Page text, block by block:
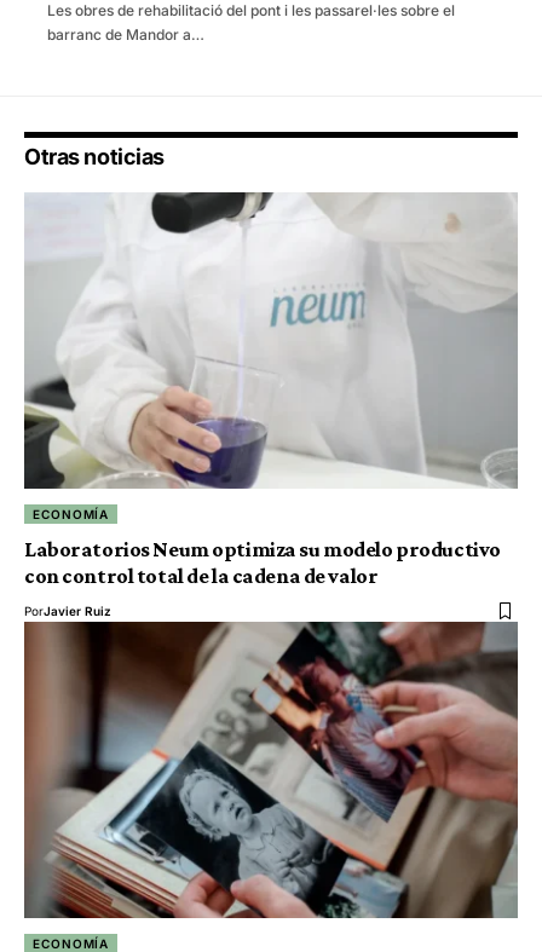
Les obres de rehabilitació del pont i les passarel·les sobre el
barranc de Mandor a…
Otras noticias
ECONOMÍA
Laboratorios Neum optimiza su modelo productivo
con control total de la cadena de valor
PorJavier Ruiz
ECONOMÍA